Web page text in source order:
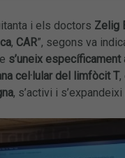
i els doctors Zelig
, CAR”, segons va
s’uneix específicament
cel·lular del limfòcit T,
, s’activi i s’expandeixi